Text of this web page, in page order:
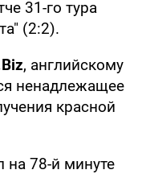
31-го тура
(2:2).
, английскому
ненадлежащее
красной
78-й минуте